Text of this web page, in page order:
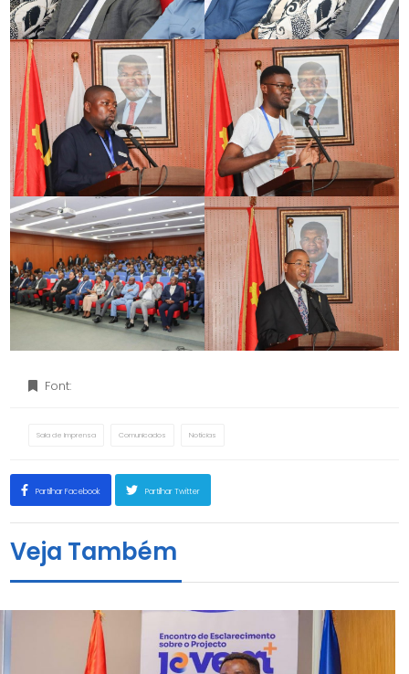
Font:
Sala de Imprensa Comunicados Notícias
Partilhar Facebook Partilhar Twitter
Veja Também